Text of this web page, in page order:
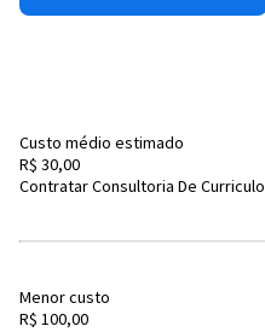
Custo médio estimado
R$ 30,00
Contratar Consultoria De Curriculo
Menor custo
R$ 100,00